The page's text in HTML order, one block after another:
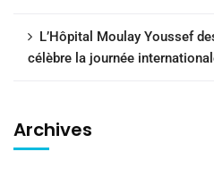
L’Hôpital Moulay Youssef
célèbre la journée
Archives